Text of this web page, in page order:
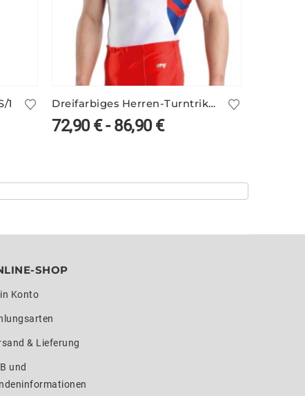
1 Dreifarbiges Herren-Turntrikot BRIAN/3 mit glänzenden Einsätzen
72,90€-86,90€
SHOP
Konto
& Lieferung
und